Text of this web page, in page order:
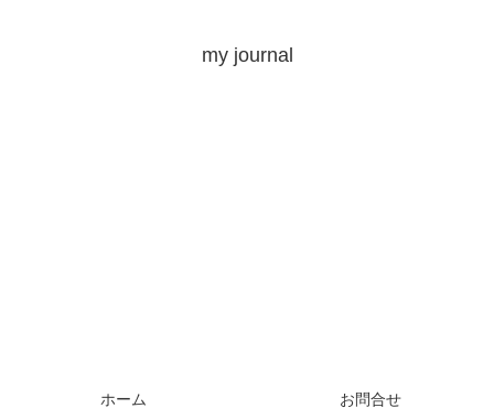
my journal
ホーム お問合せ